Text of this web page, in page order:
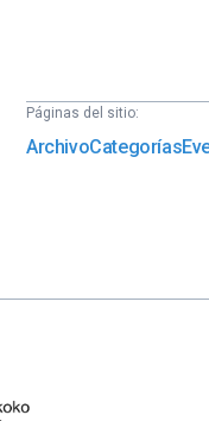
Páginas del sitio:
ArchivoCategorías